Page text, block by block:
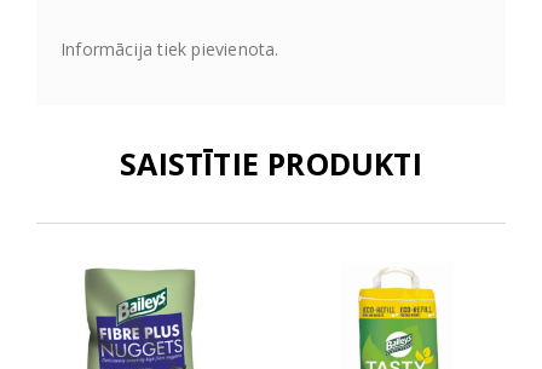
Informācija tiek pievienota.
SAISTĪTIE PRODUKTI